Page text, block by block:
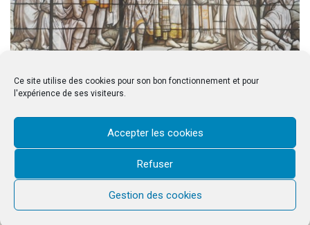
Ce site utilise des cookies pour son bon fonctionnement et pour
l'expérience de ses visiteurs.
Accepter les cookies
Refuser
Gestion des cookies
& copy;2026 Saint-Louis d'Antin. Tous droits réservés © 2023 Saint-Louis
d'Antin